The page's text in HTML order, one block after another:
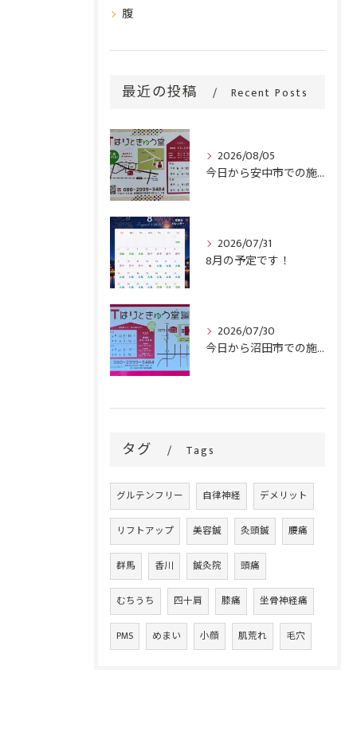
腹
最近の投稿 Recent Posts
2026/08/05
今日から安中市での施術がスタートです！
2026/07/31
8月の予定です！
2026/07/30
今日から沼田市での施術がスタートです！
タグ Tags
グルテンフリー 自律神経 デメリット
リフトアップ 美容鍼 灸頭鍼 腰痛
群馬 香川 鍼灸院 頭痛
むちうち 四十肩 膝痛 坐骨神経痛
PMS めまい 小顔 肌荒れ 毛穴